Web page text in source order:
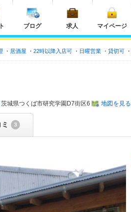
ブログ 求人 マイページ
居酒屋 22時以降入店可 日曜営業 貸切可
茨城県つくば市研究学園D7街区6 地図を見る
3